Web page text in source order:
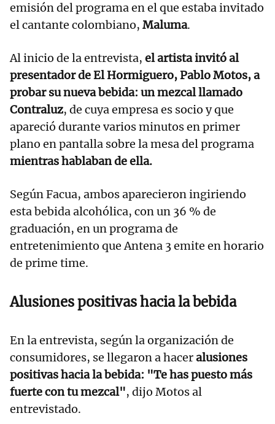
emisión del programa en el que estaba invitado
el cantante colombiano, Maluma.
Al inicio de la entrevista, el artista invitó al
presentador de El Hormiguero, Pablo Motos, a
probar su nueva bebida: un mezcal llamado
Contraluz, de cuya empresa es socio y que
apareció durante varios minutos en primer
plano en pantalla sobre la mesa del programa
mientras hablaban de ella.
Según Facua, ambos aparecieron ingiriendo
esta bebida alcohólica, con un 36 % de
graduación, en un programa de
entretenimiento que Antena 3 emite en horario
de prime time.
Alusiones positivas hacia la bebida
En la entrevista, según la organización de
consumidores, se llegaron a haceralusiones
positivas hacia la bebida: "Te has puesto más
fuerte con tu mezcal", dijo Motos al
entrevistado.